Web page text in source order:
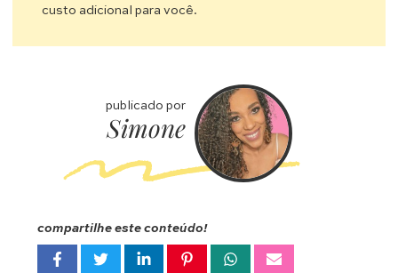
custo adicional para você.
compartilhe este conteúdo!
publicado por
Simone